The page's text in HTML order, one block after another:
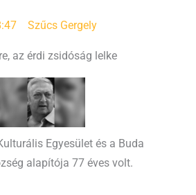
Szűcs Gergely
az érdi zsidóság lelke
Egyesület és a Buda
alapítója 77 éves volt.